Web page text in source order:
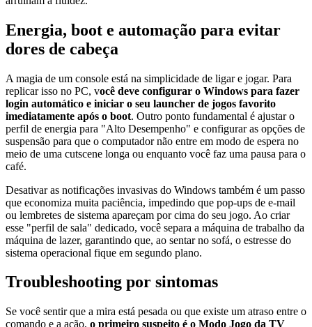
Energia, boot e automação para evitar
dores de cabeça
A magia de um console está na simplicidade de ligar e jogar. Para
replicar isso no PC, você deve configurar o Windows para fazer
login automático e iniciar o seu launcher de jogos favorito
imediatamente após o boot. Outro ponto fundamental é ajustar o
perfil de energia para "Alto Desempenho" e configurar as opções de
suspensão para que o computador não entre em modo de espera no
meio de uma cutscene longa ou enquanto você faz uma pausa para o
café.
Desativar as notificações invasivas do Windows também é um passo
que economiza muita paciência, impedindo que pop-ups de e-mail
ou lembretes de sistema apareçam por cima do seu jogo. Ao criar
esse "perfil de sala" dedicado, você separa a máquina de trabalho da
máquina de lazer, garantindo que, ao sentar no sofá, o estresse do
sistema operacional fique em segundo plano.
Troubleshooting por sintomas
Se você sentir que a mira está pesada ou que existe um atraso entre o
comando e a ação, o primeiro suspeito é o Modo Jogo da TV